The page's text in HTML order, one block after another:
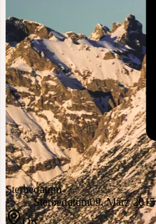
Sterbedatum
Sterbedatum09. März 2015
Ort